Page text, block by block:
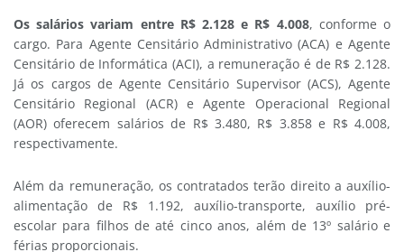
Os salários variam entre R$ 2.128 e R$ 4.008, conforme o
cargo. Para Agente Censitário Administrativo (ACA) e Agente
Censitário de Informática (ACI), a remuneração é de R$ 2.128.
Já os cargos de Agente Censitário Supervisor (ACS), Agente
Censitário Regional (ACR) e Agente Operacional Regional
(AOR) oferecem salários de R$ 3.480, R$ 3.858 e R$ 4.008,
respectivamente.
Além da remuneração, os contratados terão direito a auxílio-
alimentação de R$ 1.192, auxílio-transporte, auxílio pré-
escolar para filhos de até cinco anos, além de 13º salário e
férias proporcionais.